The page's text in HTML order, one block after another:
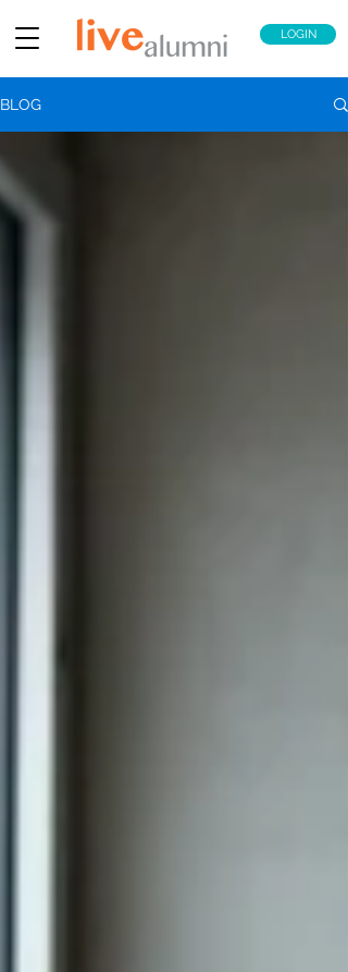
LOGIN
BLOG